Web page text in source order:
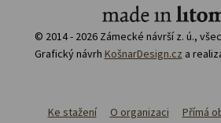
© 2014 - 2026 Zámecké návrší z. ú.,
Grafický návrh KošnarDesign.cz a
Ke stažení O organizaci
Přímá